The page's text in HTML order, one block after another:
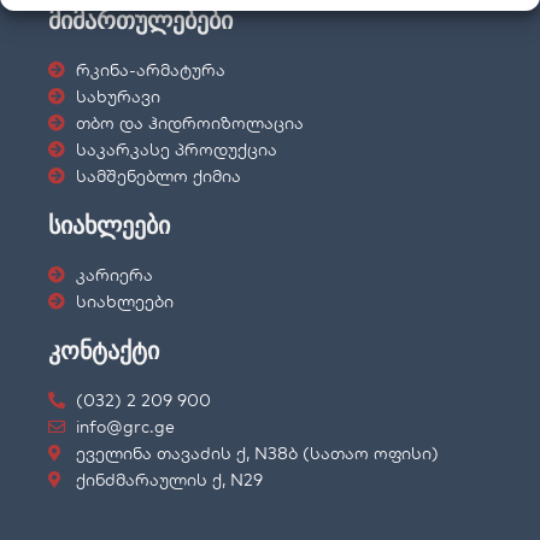
მიმართულებები
რკინა-არმატურა
სახურავი
თბო და ჰიდროიზოლაცია
საკარკასე პროდუქცია
სამშენებლო ქიმია
სიახლეები
კარიერა
სიახლეები
კონტაქტი
(032) 2 209 900
info@grc.ge
ეველინა თავაძის ქ, N38ბ (სათაო ოფისი)
ქინძმარაულის ქ, N29